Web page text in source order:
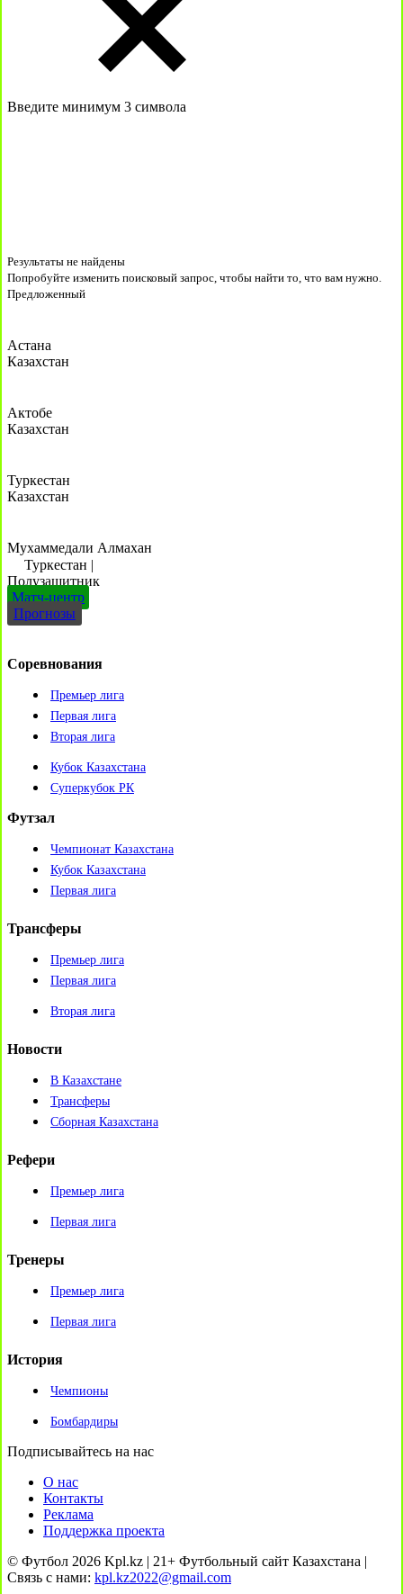
Введите минимум 3 символа
Результаты не найдены
Попробуйте изменить поисковый запрос, чтобы найти то, что вам нужно.
Предложенный
Астана
Казахстан
Актобе
Казахстан
Туркестан
Казахстан
Мухаммедали Алмахан
Туркестан |
Полузащитник
Матч-центр
Прогнозы
Соревнования
Премьер лига
Первая лига
Вторая лига
Кубок Казахстана
Суперкубок РК
Футзал
Чемпионат Казахстана
Кубок Казахстана
Первая лига
Трансферы
Премьер лига
Первая лига
Вторая лига
Новости
В Казахстане
Трансферы
Сборная Казахстана
Рефери
Премьер лига
Первая лига
Тренеры
Премьер лига
Первая лига
История
Чемпионы
Бомбардиры
Подписывайтесь на нас
О нас
Контакты
Реклама
Поддержка проекта
© Футбол 2026 Kpl.kz | 21+ Футбольный сайт Казахстана |
Связь с нами: kpl.kz2022@gmail.com